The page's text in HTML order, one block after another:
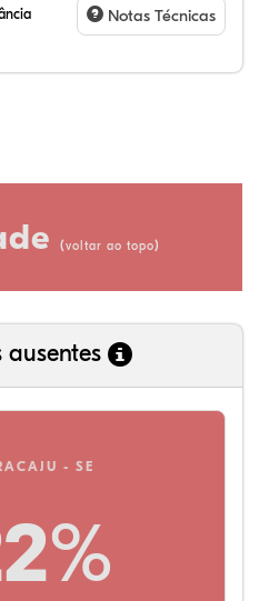
Notas Técnicas
(voltar ao topo)
ausentes
- SE